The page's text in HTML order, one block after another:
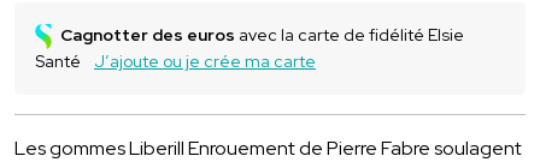
Cagnotter des euros avec la carte de fidélité Elsie
Santé
J’ajoute ou je crée ma carte
Les gommes Liberill Enrouement de Pierre Fabre soulagent